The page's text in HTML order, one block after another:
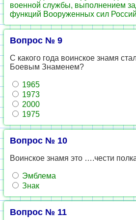
военной службы, выполнением
функций Вооруженных сил
Вопрос № 9
С какого года воинское знамя
Боевым Знаменем?
1965
1973
2000
1975
Вопрос № 10
Воинское знамя это ….чести
Эмблема
Знак
Вопрос № 11